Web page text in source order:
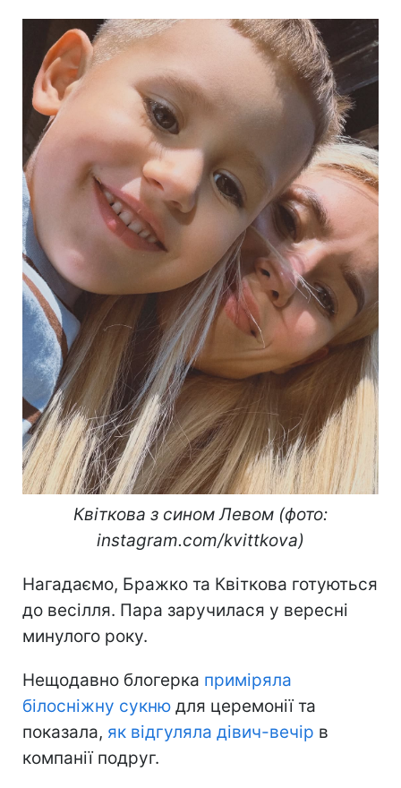
Квіткова з сином Левом (фото:
instagram.com/kvittkova)
Нагадаємо, Бражко та Квіткова готуються
до весілля. Пара заручилася у вересні
минулого року.
Нещодавно блогерка приміряла
білосніжну сукню для церемонії та
показала, як відгуляла дівич-вечір в
компанії подруг.